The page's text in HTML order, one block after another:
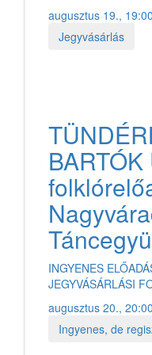
augusztus 19.,
Jegyvásárlás
BARTÓK
INGYENES
JEGYVÁSÁRLÁSI
augusztus 20.,
Ingyenes, de